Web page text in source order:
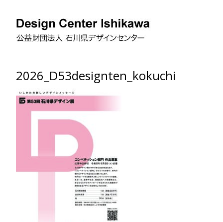
2026_D53designten_kokuchi